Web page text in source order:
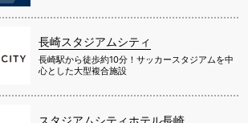
長崎スタジアムシティ
長崎駅から徒歩約10分！サッカースタジアムを中
心とした大型複合施設
スタジアムシティホテル長崎